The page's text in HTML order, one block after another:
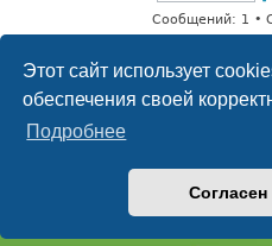
Этот сайт использует
обеспечения своей
Подробнее
Согласен
Сообщений: 1 •
Главная Форумы
Time: 0.101s| Peak Memory
© phpBB
Powered
Style by